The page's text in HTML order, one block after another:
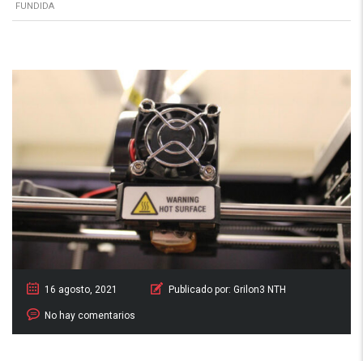
FUNDIDA
16 agosto, 2021 Publicado por: Grilon3 NTH
No hay comentarios